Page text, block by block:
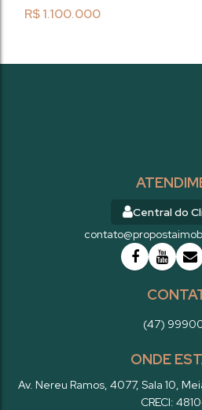
R$1.100.000
praia do centro. Detalhes do Imóvel Área
Central do
(47)
ONDE
Av. Nereu Ramos, 4077, Sala 10,
CRECI: